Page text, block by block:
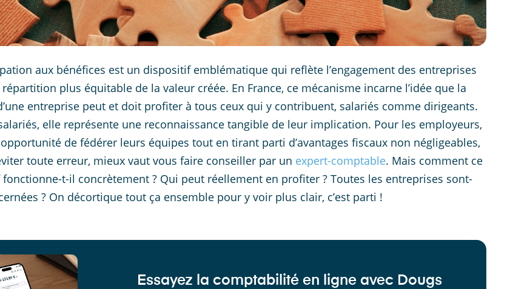
aux bénéfices est un dispositif emblématique qui reflète l’engagement des entreprises
plus équitable de la valeur créée. En France, ce mécanisme incarne l’idée que la
entreprise peut et doit profiter à tous ceux qui y contribuent, salariés comme dirigeants.
elle représente une reconnaissance tangible de leur implication. Pour les employeurs,
opportunité de fédérer leurs équipes tout en tirant parti d’avantages fiscaux non négligeables,
toute erreur, mieux vaut vous faire conseiller par un expert-comptable. Mais comment ce
t-il concrètement ? Qui peut réellement en profiter ? Toutes les entreprises sont-
? On décortique tout ça ensemble pour y voir plus clair, c’est parti !
Essayez la comptabilité en ligne avec Dougs